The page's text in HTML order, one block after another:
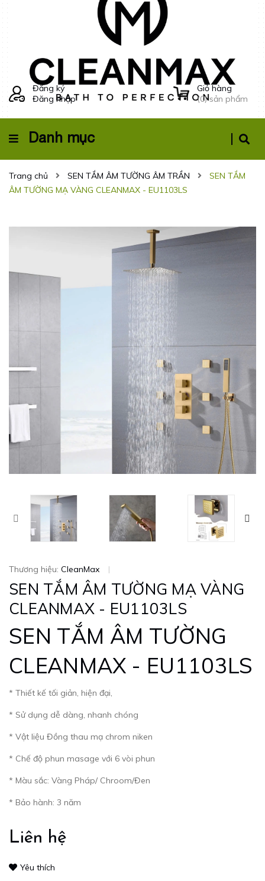
Đăng ký
Đăng nhập
Giỏ hàng
(0) sản phẩm
Danh mục
Trang chủ SEN TẮM ÂM TƯỜNG ÂM TRẦN
SEN TẮM
ÂM TƯỜNG MẠ VÀNG CLEANMAX - EU1103LS
Thương hiệu: CleanMax |
SEN TẮM ÂM TƯỜNG MẠ VÀNG
CLEANMAX - EU1103LS
SEN TẮM ÂM TƯỜNG
CLEANMAX - EU1103LS
* Thiết kế tối giản, hiện đại,
* Sử dụng dễ dàng, nhanh chóng
* Vật liệu Đồng thau mạ chrom niken
* Chế độ phun masage với 6 vòi phun
* Màu sắc: Vàng Pháp/ Chroom/Đen
* Bảo hành: 3 năm
Liên hệ
Yêu thích